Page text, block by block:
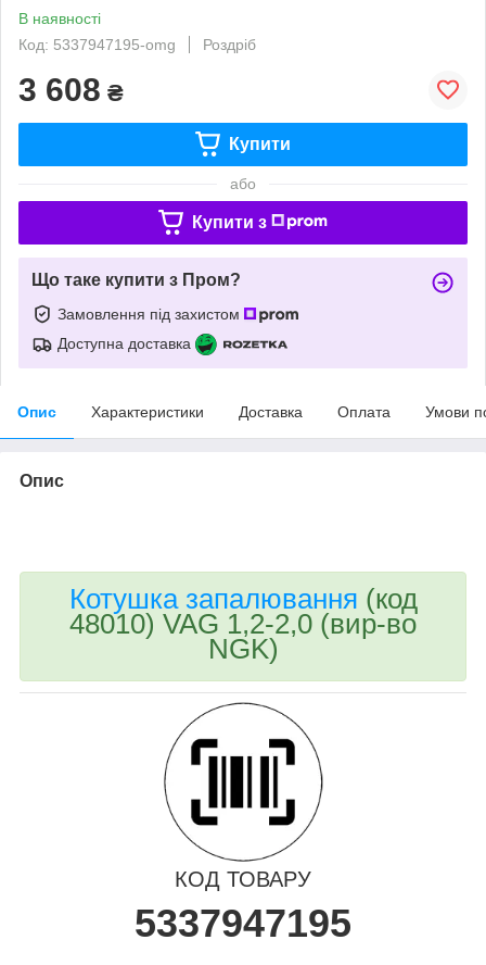
В наявності
Код: 5337947195-omg
Роздріб
3 608 ₴
Купити
або
Купити з
Що таке купити з Пром?
Замовлення під захистом
Доступна доставка
Опис Характеристики Доставка Оплата Умови
Опис
Котушка запалювання (код
48010) VAG 1,2-2,0 (вир-во
NGK)
КОД ТОВАРУ
5337947195